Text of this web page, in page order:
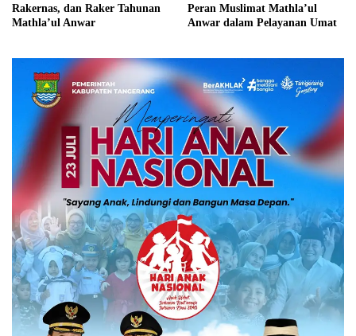
Rakernas, dan Raker Tahunan
Mathla’ul Anwar
Peran Muslimat Mathla’ul
Anwar dalam Pelayanan Umat